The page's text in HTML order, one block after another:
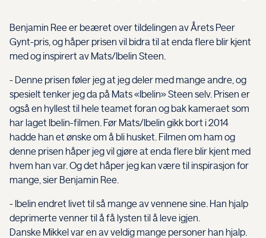
Benjamin Ree er beæret over tildelingen av Årets Peer
Gynt-pris, og håper prisen vil bidra til at enda flere blir kjent
med og inspirert av Mats/Ibelin Steen.
- Denne prisen føler jeg at jeg deler med mange andre, og
spesielt tenker jeg da på Mats «Ibelin» Steen selv. Prisen er
også en hyllest til hele teamet foran og bak kameraet som
har laget Ibelin-filmen. Før Mats/Ibelin gikk bort i 2014
hadde han et ønske om å bli husket. Filmen om ham og
denne prisen håper jeg vil gjøre at enda flere blir kjent med
hvem han var. Og det håper jeg kan være til inspirasjon for
mange, sier Benjamin Ree.
- Ibelin endret livet til så mange av vennene sine. Han hjalp
deprimerte venner til å få lysten til å leve igjen.
Danske Mikkel var en av veldig mange personer han hjalp.